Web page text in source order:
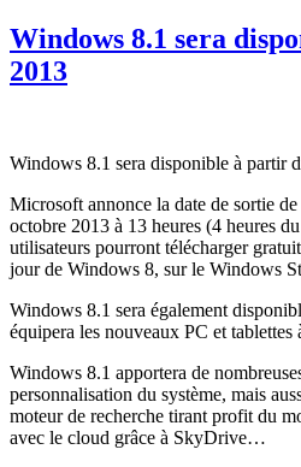
Windows 8.1 sera
2013
Windows 8.1 sera disponible à partir
Microsoft annonce la date de sortie
octobre 2013 à 13 heures (4 heures
utilisateurs pourront télécharger
jour de Windows 8, sur le Windows
Windows 8.1 sera également
équipera les nouveaux PC et
Windows 8.1 apportera de
personnalisation du système, mais
moteur de recherche tirant profit du
avec le cloud grâce à SkyDrive…